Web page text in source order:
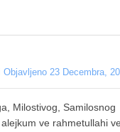
Objavljeno 23 Decembra,
Milostivog, Samilosnog
ve rahmetullahi